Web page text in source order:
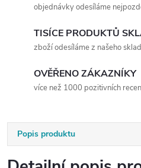
objednávky odesíláme
TISÍCE PRODUKTŮ
zboží odesíláme z našeho
OVĚŘENO ZÁKAZNÍKY
více než 1000 pozitivních
Popis produktu